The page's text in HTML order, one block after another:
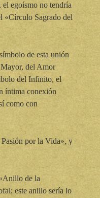
egoísmo no tendría
«Círculo Sagrado del
de esta unión
del Amor
del Infinito, el
íntima conexión
como con
por la Vida», y
de la
este anillo sería lo